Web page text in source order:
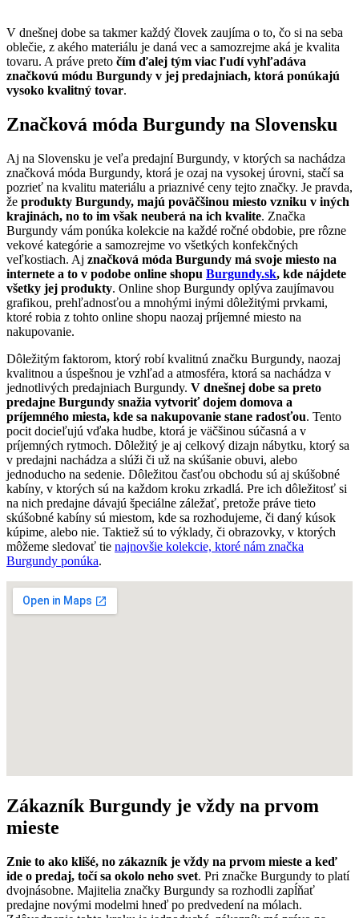
V dnešnej dobe sa takmer každý človek zaujíma o to, čo si na seba
oblečie, z akého materiálu je daná vec a samozrejme aká je kvalita
tovaru. A práve preto čím ďalej tým viac ľudí vyhľadáva
značkovú módu Burgundy v jej predajniach, ktorá ponúkajú
vysoko kvalitný tovar.
Značková móda Burgundy na Slovensku
Aj na Slovensku je veľa predajní Burgundy, v ktorých sa nachádza
značková móda Burgundy, ktorá je ozaj na vysokej úrovni, stačí sa
pozrieť na kvalitu materiálu a priaznivé ceny tejto značky. Je pravda,
že produkty Burgundy, majú poväčšinou miesto vzniku v iných
krajinách, no to im však neuberá na ich kvalite. Značka
Burgundy vám ponúka kolekcie na každé ročné obdobie, pre rôzne
vekové kategórie a samozrejme vo všetkých konfekčných
veľkostiach. Aj značková móda Burgundy má svoje miesto na
internete a to v podobe online shopu Burgundy.sk, kde nájdete
všetky jej produkty. Online shop Burgundy oplýva zaujímavou
grafikou, prehľadnosťou a mnohými inými dôležitými prvkami,
ktoré robia z tohto online shopu naozaj príjemné miesto na
nakupovanie.
Dôležitým faktorom, ktorý robí kvalitnú značku Burgundy, naozaj
kvalitnou a úspešnou je vzhľad a atmosféra, ktorá sa nachádza v
jednotlivých predajniach Burgundy. V dnešnej dobe sa preto
predajne Burgundy snažia vytvoriť dojem domova a
príjemného miesta, kde sa nakupovanie stane radosťou. Tento
pocit docieľujú vďaka hudbe, ktorá je väčšinou súčasná a v
príjemných rytmoch. Dôležitý je aj celkový dizajn nábytku, ktorý sa
v predajni nachádza a slúži či už na skúšanie obuvi, alebo
jednoducho na sedenie. Dôležitou časťou obchodu sú aj skúšobné
kabíny, v ktorých sú na každom kroku zrkadlá. Pre ich dôležitosť si
na nich predajne dávajú špeciálne záležať, pretože práve tieto
skúšobné kabíny sú miestom, kde sa rozhodujeme, či daný kúsok
kúpime, alebo nie. Taktiež sú to výklady, či obrazovky, v ktorých
môžeme sledovať tie najnovšie kolekcie, ktoré nám značka
Burgundy ponúka.
Zákazník Burgundy je vždy na prvom
mieste
Znie to ako klišé, no zákazník je vždy na prvom mieste a keď
ide o predaj, točí sa okolo neho svet. Pri značke Burgundy to platí
dvojnásobne. Majitelia značky Burgundy sa rozhodli zapĺňať
predajne novými modelmi hneď po predvedení na mólach.